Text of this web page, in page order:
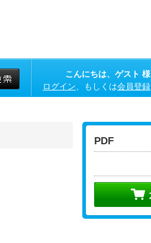
こんにちは、ゲスト 様
ログイン 、もしくは会員登録
PDF